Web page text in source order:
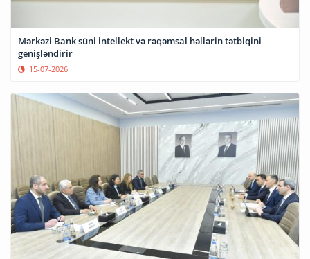
Mərkəzi Bank süni intellekt və rəqəmsal həllərin tətbiqini
genişləndirir
15-07-2026